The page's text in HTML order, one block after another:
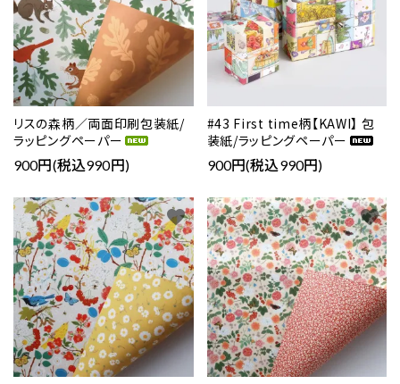
リスの森柄／両面印刷包装紙/
ラッピングペーパー
900円(税込990円)
#43 First time柄【KAWI】 包
装紙/ラッピングペーパー
900円(税込990円)
favorite favorite